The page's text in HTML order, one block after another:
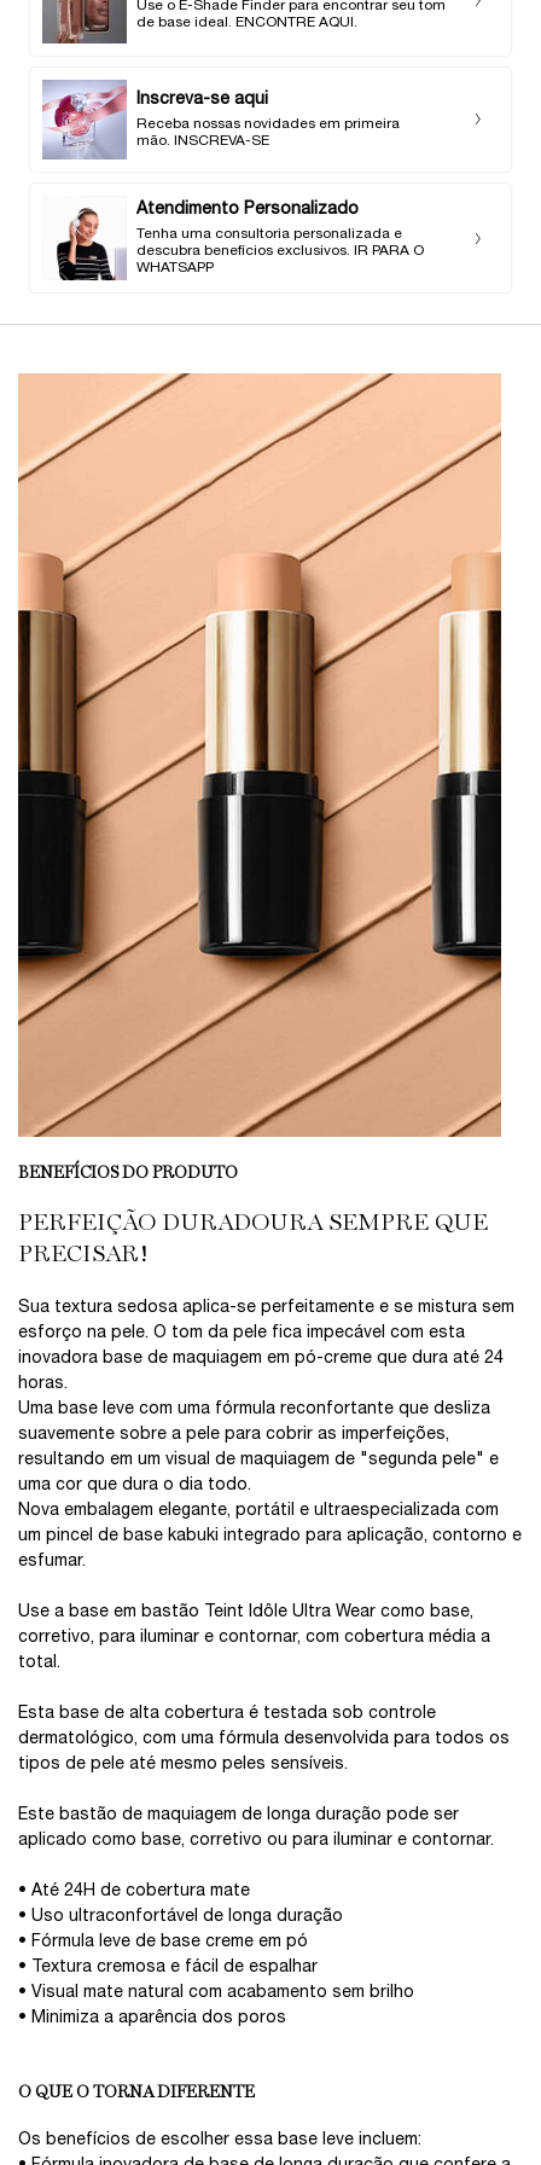
Use o E-Shade Finder para encontrar seu tom
de base ideal. ENCONTRE AQUI.
Inscreva-se aqui
Receba nossas novidades em primeira
mão. INSCREVA-SE
Atendimento Personalizado
Tenha uma consultoria personalizada e
descubra benefícios exclusivos. IR PARA O
WHATSAPP
BENEFÍCIOS DO PRODUTO
PERFEIÇÃO DURADOURA SEMPRE QUE
PRECISAR!
Sua textura sedosa aplica-se perfeitamente e se mistura sem
esforço na pele. O tom da pele fica impecável com esta
inovadora base de maquiagem em pó-creme que dura até 24
horas.
Uma base leve com uma fórmula reconfortante que desliza
suavemente sobre a pele para cobrir as imperfeições,
resultando em um visual de maquiagem de "segunda pele" e
uma cor que dura o dia todo.
Nova embalagem elegante, portátil e ultraespecializada com
um pincel de base kabuki integrado para aplicação, contorno e
esfumar.
Use a base em bastão Teint Idôle Ultra Wear como base,
corretivo, para iluminar e contornar, com cobertura média a
total.
Esta base de alta cobertura é testada sob controle
dermatológico, com uma fórmula desenvolvida para todos os
tipos de pele até mesmo peles sensíveis.
Este bastão de maquiagem de longa duração pode ser
aplicado como base, corretivo ou para iluminar e contornar.
• Até 24H de cobertura mate
• Uso ultraconfortável de longa duração
• Fórmula leve de base creme em pó
• Textura cremosa e fácil de espalhar
• Visual mate natural com acabamento sem brilho
• Minimiza a aparência dos poros
O QUE O TORNA DIFERENTE
Os benefícios de escolher essa base leve incluem: